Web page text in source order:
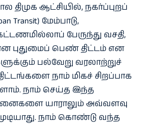
திமுக ஆட்சியில், நகர்ப்புறப்
Transit) மேம்பாடு,
பேருந்து வசதி,
புதுமைப் பெண் திட்டம் என
பல்வேறு வரலாற்றுச்
நாம் மிகச் சிறப்பாக
நாம் செய்த இந்த
யாராலும் அவ்வளவு
நாம் கொண்டு வந்த